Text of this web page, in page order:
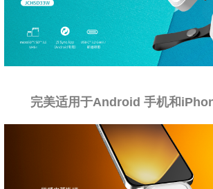
完美适用于Android 手机和